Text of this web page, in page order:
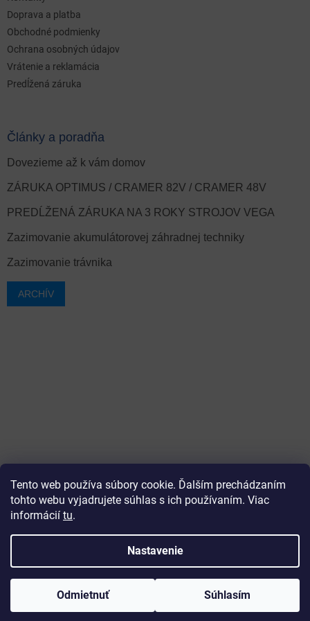
Tento web používa súbory cookie. Ďalším prechádzaním
tohto webu vyjadrujete súhlas s ich používaním. Viac
informácií tu.
Nastavenie
Odmietnuť Súhlasím
Doprava a platba
Obchodné podmienky
Ochrana osobných údajov
Vrátenie a reklamácia
Predĺžená záruka
Články a poradňa
Dovezieme až k vám domov
ZÁRUKA OPTIMUS / CRAMER 82V / CRAMER 48V
PREDĹŽENÁ ZÁRUKA NA 3 ROKY STROJOV VEGA
Zazimovanie akumulátorovej záhradnej techniky
Zazimovanie trávnika
ARCHÍV
. Všetky práva vyhradené.